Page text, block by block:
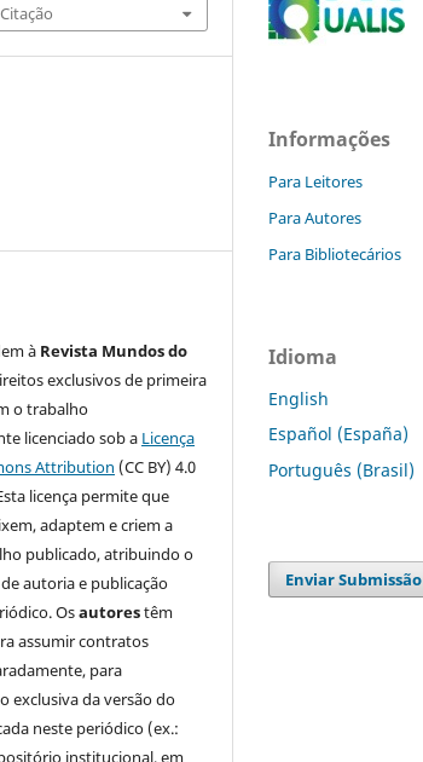
à Revista Mundos do
exclusivos de primeira
o trabalho
licenciado sob a Licença
Attribution (CC BY) 4.0
licença permite que
adaptem e criem a
publicado, atribuindo o
autoria e publicação
Osautorestêm
assumir contratos
para
exclusiva da versão do
neste periódico (ex.:
institucional, em
Informações
Para Leitores
Para Autores
Para Bibliotecários
Idioma
English
Español (España)
Português (Brasil)
Enviar Submissão